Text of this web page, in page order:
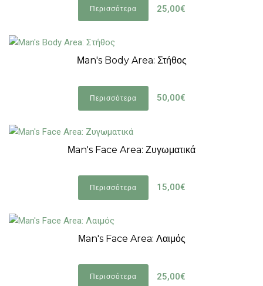
Περισσότερα 25,00€
Μan's Body Area: Στήθος
Περισσότερα 50,00€
Μan's Face Area: Ζυγωματικά
Περισσότερα 15,00€
Μan's Face Area: Λαιμός
Περισσότερα 25,00€